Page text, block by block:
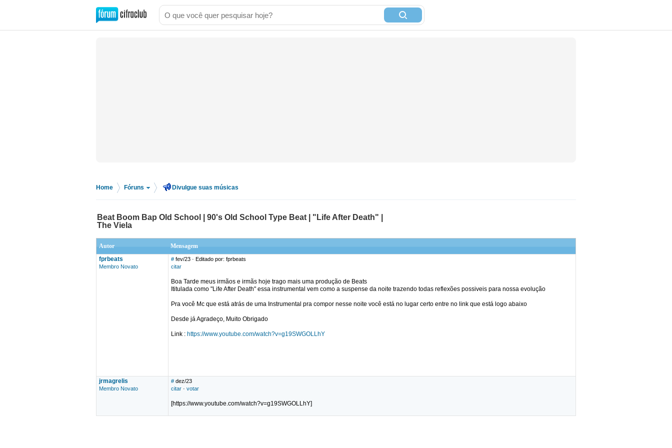
Home Fóruns Divulgue suas músicas
Beat Boom Bap Old School | 90's Old School Type Beat | "Life After Death" |
The Viela
Autor
Mensagem
fprbeats
Membro Novato
# fev/23 · Editado por: fprbeats
citar
Boa Tarde meus irmãos e irmãs hoje trago mais uma produção de Beats
Ititulada como "Life After Death" essa instrumental vem como a suspense da noite trazendo todas reflexões possiveis para nossa evolução
Pra você Mc que está atrás de uma Instrumental pra compor nesse noite você está no lugar certo entre no link que está logo abaixo
Desde já Agradeço, Muito Obrigado
Link : https://www.youtube.com/watch?v=g19SWGOLLhY
jrmagrelis
Membro Novato
# dez/23
citar · votar
[https://www.youtube.com/watch?v=g19SWGOLLhY]